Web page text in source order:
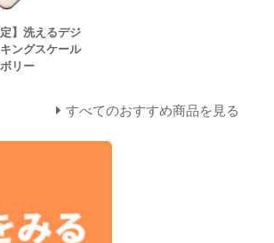
定】洗えるデジ
ングスケール
リー
すべてのおすすめ商品を見る